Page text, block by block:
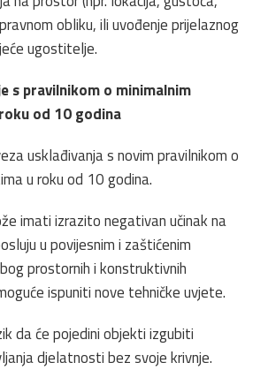
obliku, ili uvođenje prijelaznog
ugostitelje.
s pravilnikom o minimalnim
od 10 godina
usklađivanja s novim pravilnikom o
u roku od 10 godina.
imati izrazito negativan učinak na
u povijesnim i zaštićenim
prostornih i konstruktivnih
ispuniti nove tehničke uvjete.
da će pojedini objekti izgubiti
djelatnosti bez svoje krivnje.